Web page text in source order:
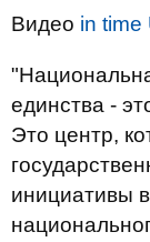
Видео in time
единства -
Это центр,
инициативы